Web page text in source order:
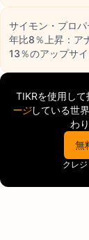
サイモン・プロ
年比8％上昇：ア
13％のアップサ
TIKRを使用し
ージしている世
わ
無
クレ